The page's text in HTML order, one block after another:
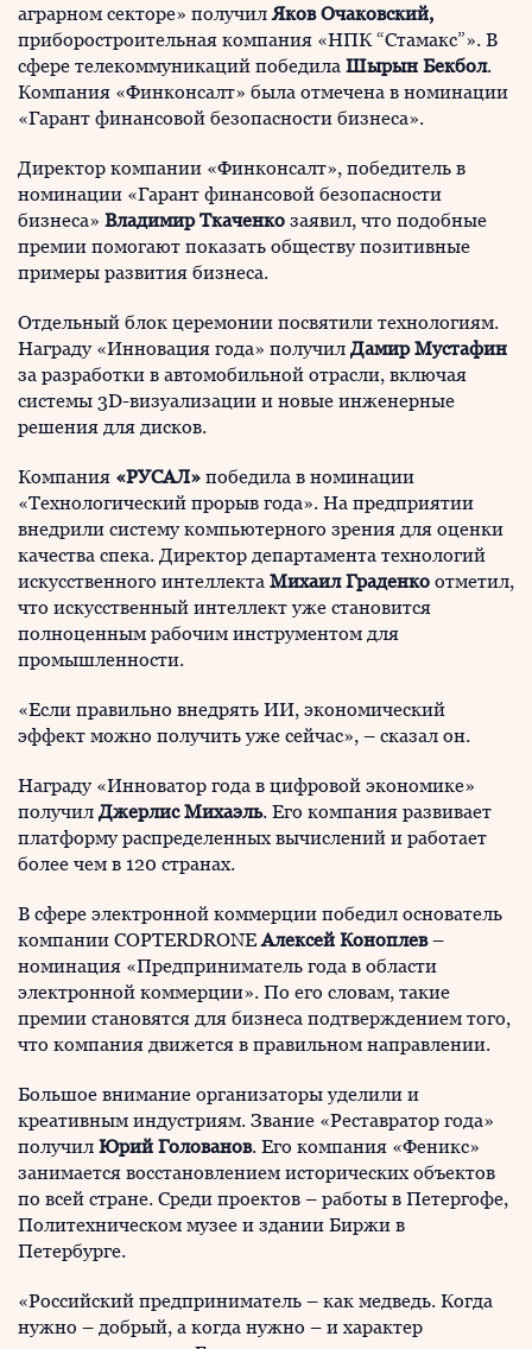
аграрном секторе» получилЯков Очаковский,
приборостроительная компания «НПК “Стамакс”». В
сфере телекоммуникаций победила Шырын Бекбол.
Компания «Финконсалт» была отмечена в номинации
«Гарант финансовой безопасности бизнеса».
Директор компании «Финконсалт», победитель в
номинации «Гарант финансовой безопасности
бизнеса» Владимир Ткаченко заявил, что подобные
премии помогают показать обществу позитивные
примеры развития бизнеса.
Отдельный блок церемонии посвятили технологиям.
Награду «Инновация года» получил Дамир Мустафин
за разработки в автомобильной отрасли, включая
системы 3D-визуализации и новые инженерные
решения для дисков.
Компания «РУСАЛ» победила в номинации
«Технологический прорыв года». На предприятии
внедрили систему компьютерного зрения для оценки
качества спека. Директор департамента технологий
искусственного интеллекта Михаил Граденко отметил,
что искусственный интеллект уже становится
полноценным рабочим инструментом для
промышленности.
«Если правильно внедрять ИИ, экономический
эффект можно получить уже сейчас», – сказал он.
Награду «Инноватор года в цифровой экономике»
получил Джерлис Михаэль. Его компания развивает
платформу распределенных вычислений и работает
более чем в 120 странах.
В сфере электронной коммерции победил основатель
компании COPTERDRONEАлексей Коноплев–
номинация «Предприниматель года в области
электронной коммерции». По его словам, такие
премии становятся для бизнеса подтверждением того,
что компания движется в правильном направлении.
Большое внимание организаторы уделили и
креативным индустриям. Звание «Реставратор года»
получил Юрий Голованов. Его компания «Феникс»
занимается восстановлением исторических объектов
по всей стране. Среди проектов – работы в Петергофе,
Политехническом музее и здании Биржи в
Петербурге.
«Российский предприниматель – как медведь. Когда
нужно – добрый, а когда нужно – и характер